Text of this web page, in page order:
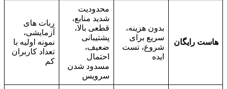
هاست رایگان
بدون هزینه،
سریع برای
شروع، تست
ایده
محدودیت
شدید منابع،
قطعی بالا،
پشتیبانی
ضعیف،
احتمال
مسدود شدن
سرویس
ربات های
آزمایشی،
نمونه اولیه با
تعداد کاربران
کم